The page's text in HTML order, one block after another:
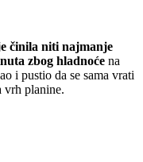
činila niti najmanje
zbog hladnoće na
i pustio da se sama vrati
vrh planine.